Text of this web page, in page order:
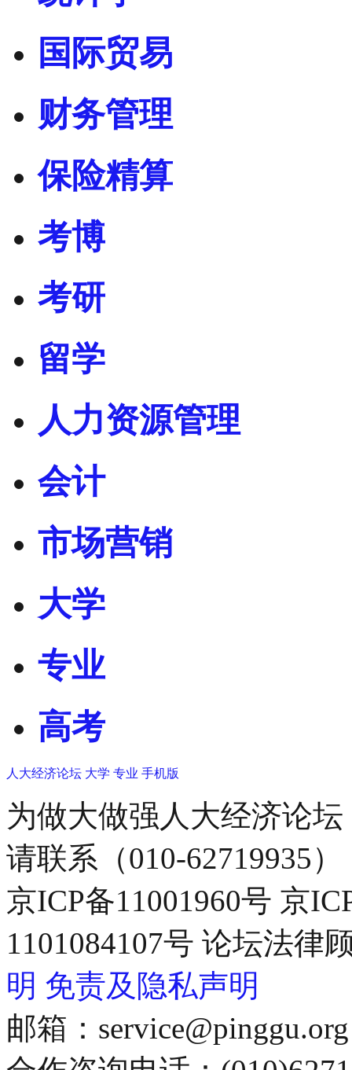
国际贸易
财务管理
保险精算
考博
考研
留学
人力资源管理
会计
市场营销
大学
专业
高考
人大经济论坛 大学 专业 手机版
为做大做强人大经济论
请联系（010-62719935）
京ICP备11001960号 京
1101084107号 论坛法律
明 免责及隐私声明
邮箱：service@pinggu.org